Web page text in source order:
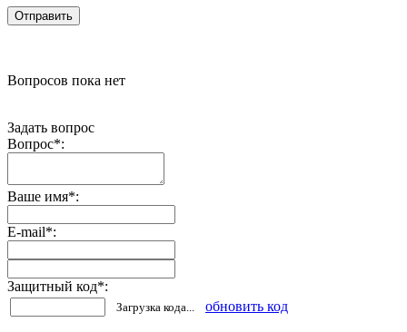
Вопросов пока нет
Задать вопрос
Вопрос*:
Ваше имя*:
E-mail*:
Защитный код*:
Загрузка кода... обновить код